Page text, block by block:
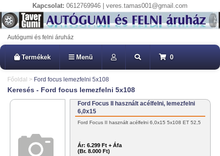
Kapcsolat: 0612769946 | veres.tamas001@gmail.com
Autógumi és felni áruház
Termékek Menü 0
Főoldal > Ford focus lemezfelni 5x108
Keresés - Ford focus lemezfelni 5x108
Ford Focus II használt acélfelni, lemezfelni
6,0x15
Ford Focus II használt acélfelni 6,0x15 5x108 ET 52,5
Ár: 6.299 Ft + Áfa
(Br. 8.000 Ft)